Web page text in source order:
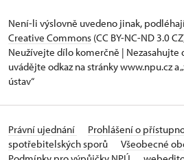
Není-li výslovně uvedeno jinak,
Creative Commons (CC BY-NC-ND 3.0
Neužívejte dílo komerčně | Nezasahujte
uvádějte odkaz na stránky www.npu.cz a
ústav“
Právní ujednání Prohlášení o
spotřebitelských sporů
Všeobecné